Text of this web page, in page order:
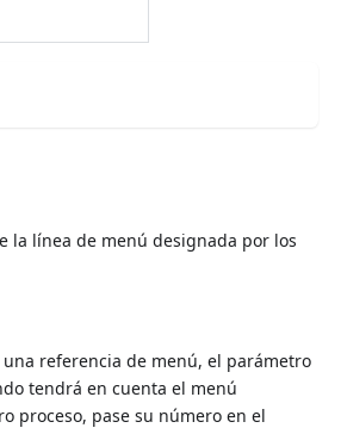
la línea de menú designada por los
referencia de menú, el parámetro
tendrá en cuenta el menú
proceso, pase su número en el